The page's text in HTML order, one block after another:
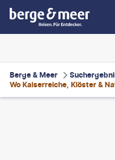
Berge & Meer
Wo Kaiserreiche, Klöster &